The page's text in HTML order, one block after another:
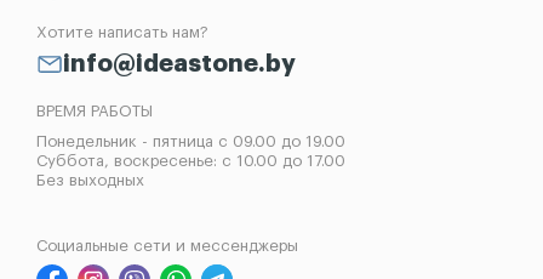
Реставрация памятников
Демонтаж памятников
Хотите написать нам?
info@ideastone.by
ВРЕМЯ РАБОТЫ
Понедельник - пятница с 09.00 до 19.00
Суббота, воскресенье: с 10.00 до 17.00
Без выходных
Социальные сети и мессенджеры